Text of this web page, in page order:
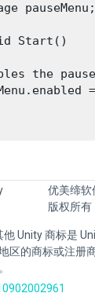
pauseMenu;
Start()
the
优美缔软
版权所有
Unity 商标是
区的商标或注册